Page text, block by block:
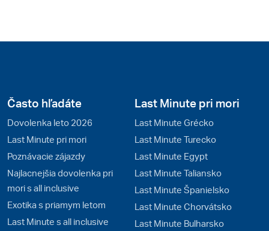
Často hľadáte
Dovolenka leto 2026
Last Minute pri mori
Poznávacie zájazdy
Najlacnejšia dovolenka pri
mori s all inclusive
Exotika s priamym letom
Last Minute s all inclusive
Last Minute pri mori
Last Minute Grécko
Last Minute Turecko
Last Minute Egypt
Last Minute Taliansko
Last Minute Španielsko
Last Minute Chorvátsko
Last Minute Bulharsko